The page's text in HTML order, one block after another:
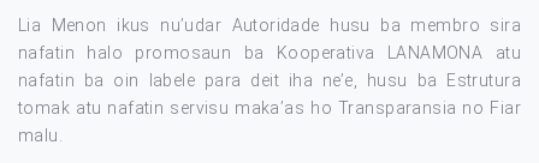
Lia Menon ikus nu’udar Autoridade husu ba membro sira
nafatin halo promosaun ba Kooperativa LANAMONA atu
nafatin ba oin labele para deit iha ne’e, husu ba Estrutura
tomak atu nafatin servisu maka’as ho Transparansia no Fiar
malu.